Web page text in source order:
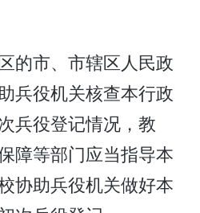
的市、市辖区人民政
兵役机关核查本行政
兵役登记情况，教
障等部门应当指导本
协助兵役机关做好本